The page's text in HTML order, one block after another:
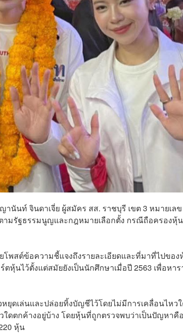
นท์ จินดาเจี่ย ผู้สมัคร สส. ราชบุรี เขต 3 หมายเลข
ามรัฐธรรมนูญและกฎหมายเลือกตั้ง กรณีถือครองหุ้
พสต์ข้อความชี้แจงถึงรายละเอียดและที่มาที่ไปของ
หุ้นไว้ตั้งแต่สมัยยังเป็นนักศึกษาเมื่อปี 2563 เพื่อหาร
ดเล่นและปล่อยทิ้งบัญชีไว้โดยไม่มีการเคลื่อนไหว
ใดตกค้างอยู่บ้าง โดยหุ้นที่ถูกตรวจพบว่าเป็นปัญหาคื
หุ้น